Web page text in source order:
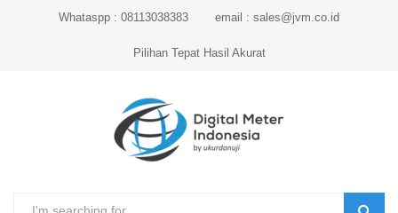
Whataspp : 08113038383 email : sales@jvm.co.id
Pilihan Tepat Hasil Akurat